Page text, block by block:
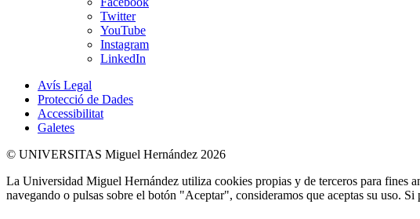
Twitter
YouTube
Instagram
LinkedIn
Avís Legal
Protecció de Dades
Accessibilitat
Galetes
© UNIVERSITAS Miguel Hernández 2026
La Universidad Miguel Hernández utiliza cookies propias y de terceros para fines
navegando o pulsas sobre el botón "Aceptar", consideramos que aceptas su uso.